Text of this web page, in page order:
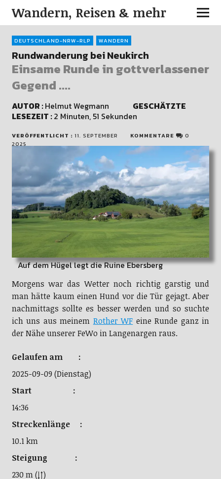
Wandern, Reisen & mehr
DEUTSCHLAND-NRW-RLP WANDERN
Rundwanderung bei Neukirch
Einsame Runde in gottverlassener
Gegend ....
AUTOR :Helmut Wegmann GESCHÄTZTE
LESEZEIT :2 Minuten, 51 Sekunden
VERÖFFENTLICHT : 11. SEPTEMBER
2025
KOMMENTARE 0
Auf dem Hügel legt die Ruine Ebersberg
Morgens war das Wetter noch richtig garstig und
man hätte kaum einen Hund vor die Tür gejagt. Aber
nachmittags sollte es besser werden und so suchte
ich uns aus meinem Rother WF eine Runde ganz in
der Nähe unserer FeWo in Langenargen raus.
Gelaufen am :
2025-09-09 (Dienstag)
Start :
14:36
Streckenlänge :
10.1 km
Steigung :
230 m (↓↑)